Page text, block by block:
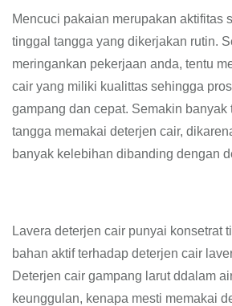
Mencuci pakaian merupakan aktifitas
tinggal tangga yang dikerjakan rutin.
meringankan pekerjaan anda, tentu
cair yang miliki kualittas sehingga
gampang dan cepat. Semakin banyak
tangga memakai deterjen cair,
banyak kelebihan dibanding dengan
Lavera deterjen cair punyai konsetrat
bahan aktif terhadap deterjen cair
Deterjen cair gampang larut ddalam
keunggulan, kenapa mesti memakai